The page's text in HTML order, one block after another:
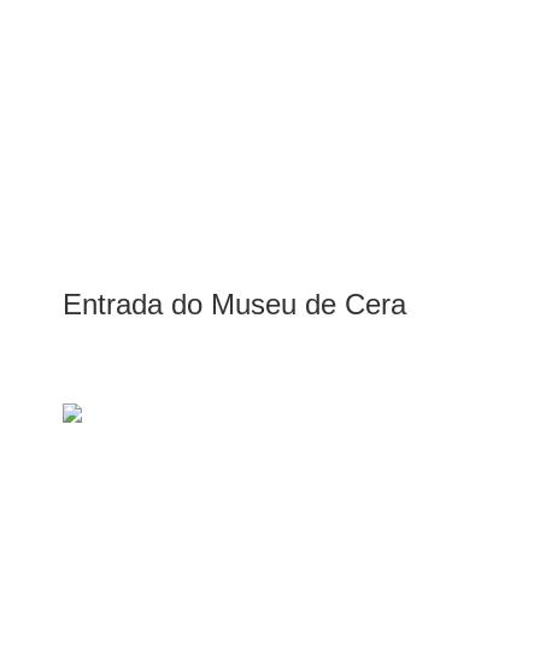
Entrada do Museu de Cera